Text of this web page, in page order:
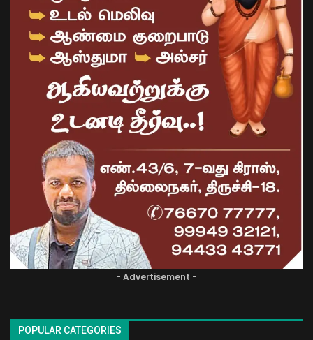
- Advertisement -
POPULAR CATEGORIES